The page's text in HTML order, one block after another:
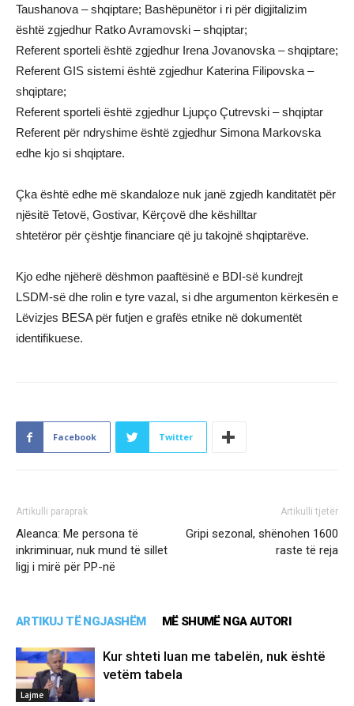
Taushanova – shqiptare; Bashëpunëtor i ri për digjitalizim
është zgjedhur Ratko Avramovski – shqiptar;
Referent sporteli është zgjedhur Irena Jovanovska – shqiptare;
Referent GIS sistemi është zgjedhur Katerina Filipovska –
shqiptare;
Referent sporteli është zgjedhur Ljupço Çutrevski – shqiptar
Referent për ndryshime është zgjedhur Simona Markovska
edhe kjo si shqiptare.
Çka është edhe më skandaloze nuk janë zgjedh kanditatët për
njësitë Tetovë, Gostivar, Kërçovë dhe këshilltar
shtetëror për çështje financiare që ju takojnë shqiptarëve.
Kjo edhe njëherë dëshmon paaftësinë e BDI-së kundrejt
LSDM-së dhe rolin e tyre vazal, si dhe argumenton kërkesën e
Lëvizjes BESA për futjen e grafës etnike në dokumentët
identifikuese.
Facebook Twitter
Artikulli paraprak
Aleanca: Me persona të
inkriminuar, nuk mund të sillet
ligj i mirë për PP-në
Artikulli tjetër
Gripi sezonal, shënohen 1600
raste të reja
ARTIKUJ TË NGJASHËM MË SHUMË NGA AUTORI
Lajme
Kur shteti luan me tabelën, nuk është
vetëm tabela